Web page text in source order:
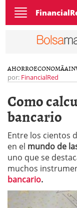
Toggle
navigation
AHORROECONOMÃ­A
por: FinancialRed
Como
bancario
Entre los cientos
en el mundo de
uno que se
muchos
bancario.